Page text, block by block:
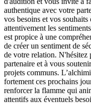
authentique avec votre
vos besoins et vos
attentivement les
est propice à une
de créer un sentiment de
de votre relation. N'hésitez
partenaire et à vous
projets communs.
fortement ces prochains
renforcer la flamme qui
attentifs aux éventuels